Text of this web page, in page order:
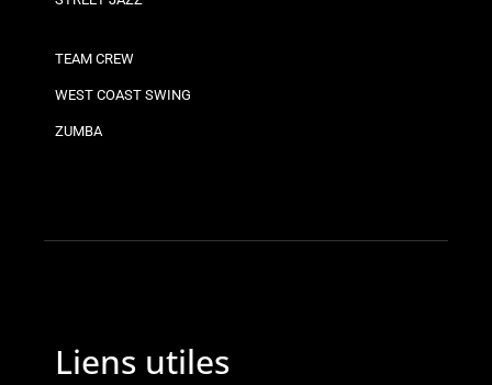
TEAM CREW
WEST COAST SWING
ZUMBA
Liens utiles